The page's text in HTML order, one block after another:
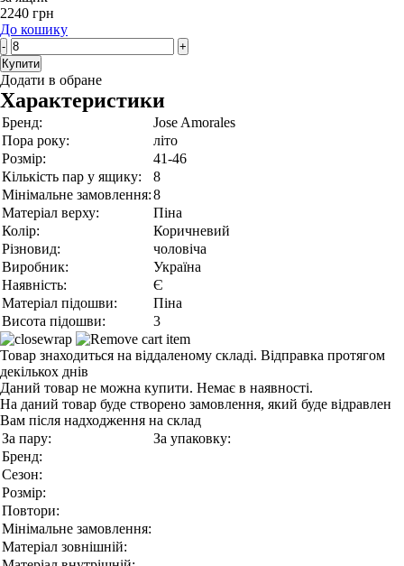
2240 грн
До кошику
-
+
Купити
Додати в обране
Характеристики
Бренд:
Jose Amorales
Пора року:
літо
Розмір:
41-46
Кількість пар у ящику:
8
Мінімальне замовлення:8
Матеріал верху:
Піна
Колір:
Коричневий
Різновид:
чоловіча
Виробник:
Україна
Наявність:
Є
Матеріал підошви:
Піна
Висота підошви:
3
Товар знаходиться на віддаленому складі. Відправка протягом
декількох днів
Даний товар не можна купити. Немає в наявності.
На даний товар буде створено замовлення, який буде відравлен
Вам після надходження на склад
За пару:
За упаковку:
Бренд:
Сезон:
Розмір:
Повтори:
Мінімальне замовлення:
Матеріал зовнішній: